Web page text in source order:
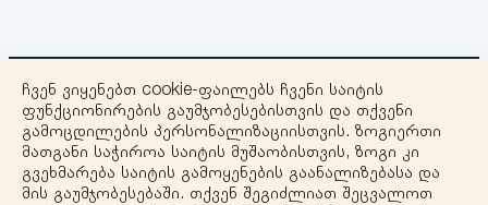
+
ჩვენ ვიყენებთ cookie-ფაილებს ჩვენი საიტის
ფუნქციონირების გაუმჯობესებისთვის და თქვენი
გამოცდილების პერსონალიზაციისთვის. ზოგიერთი
მათგანი საჭიროა საიტის მუშაობისთვის, ზოგი კი
გვეხმარება საიტის გამოყენების გაანალიზებასა და
მის გაუმჯობესებაში. თქვენ შეგიძლიათ შეცვალოთ